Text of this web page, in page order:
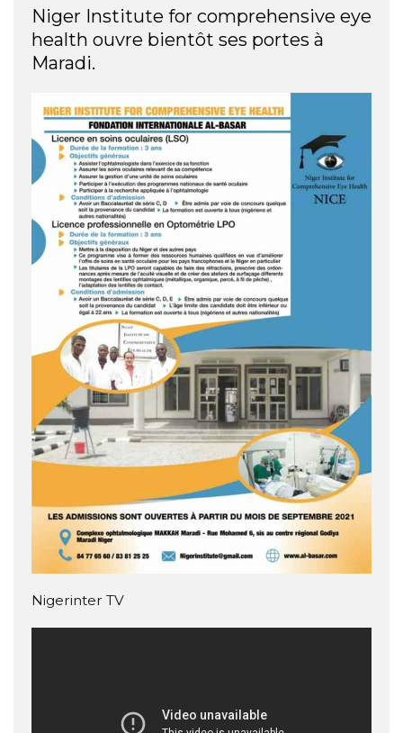
Niger Institute for comprehensive eye
health ouvre bientôt ses portes à
Maradi.
Nigerinter TV